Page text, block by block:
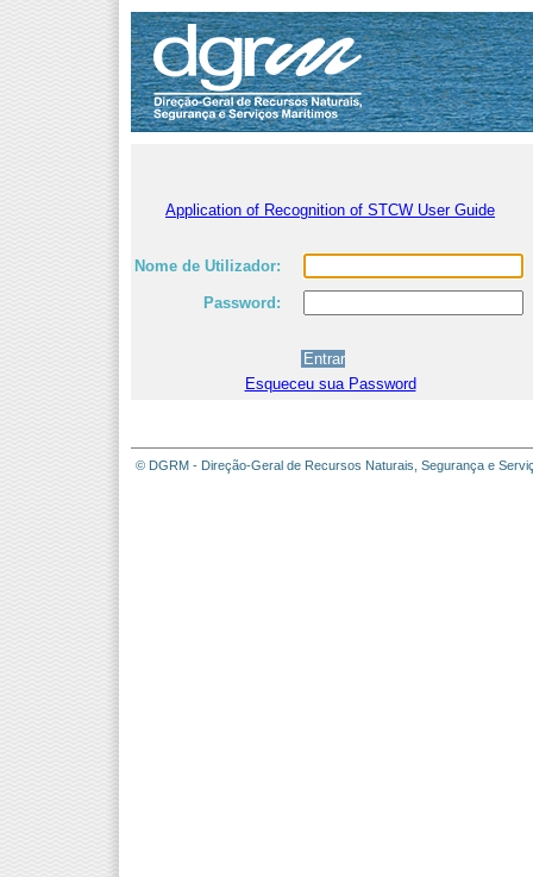
Application of Recognition of STCW User Guide
Nome de Utilizador:
Password:
Esqueceu sua Password
© DGRM - Direção-Geral de Recursos Naturais, Segurança e